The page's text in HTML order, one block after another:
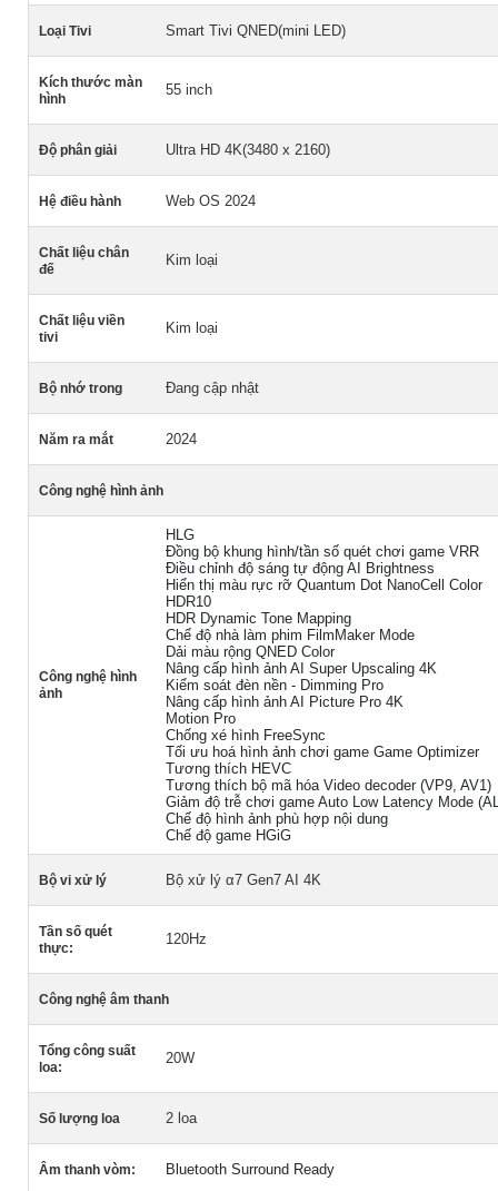
Loại Tivi Smart Tivi QNED(mini LED)
Kích thước màn
hình
55 inch
Độ phân giải Ultra HD 4K(3480 x 2160)
Hệ điều hành Web OS 2024
Chất liệu chân
đế
Kim loại
Chất liệu viền
tivi
Kim loại
Bộ nhớ trong Đang cập nhật
Năm ra mắt 2024
Công nghệ hình ảnh
Công nghệ hình
ảnh
HLG
Đồng bộ khung hình/tần số quét chơi game VRR
Điều chỉnh độ sáng tự động AI Brightness
Hiển thị màu rực rỡ Quantum Dot NanoCell Color
HDR10
HDR Dynamic Tone Mapping
Chế độ nhà làm phim FilmMaker Mode
Dải màu rộng QNED Color
Nâng cấp hình ảnh AI Super Upscaling 4K
Kiểm soát đèn nền - Dimming Pro
Nâng cấp hình ảnh AI Picture Pro 4K
Motion Pro
Chống xé hình FreeSync
Tối ưu hoá hình ảnh chơi game Game Optimizer
Tương thích HEVC
Tương thích bộ mã hóa Video decoder (VP9, AV1)
Giảm độ trễ chơi game Auto Low Latency Mode
Chế độ hình ảnh phù hợp nội dung
Chế độ game HGiG
Bộ vi xử lý Bộ xử lý α7 Gen7 AI 4K
Tần số quét
thực:
120Hz
Công nghệ âm thanh
Tổng công suất
loa:
20W
Số lượng loa 2 loa
Âm thanh vòm: Bluetooth Surround Ready